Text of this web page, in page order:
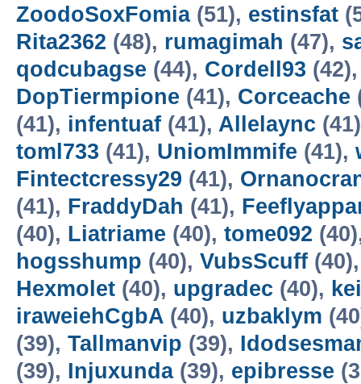
ZoodoSoxFomia(51), estinsfat
Rita2362 (48), rumagimah (47),
qodcubagse (44), Cordell93
DopTiermpione (41), Corceache
(41), infentuaf (41), Allelaync
toml733 (41), UniomImmife (41),
Fintectcressy29 (41),
(41), FraddyDah (41),
(40), Liatriame (40), tome092
hogsshump (40), VubsScuff
Hexmolet (40), upgradec (40),
iraweiehCgbA (40), uzbaklym
(39), Tallmanvip (39),
(39), Injuxunda(39), epibresse